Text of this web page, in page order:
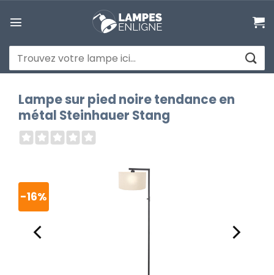
au
Recherche
pour :
Lampe sur pied noire tendance en
métal Steinhauer Stang
-16%